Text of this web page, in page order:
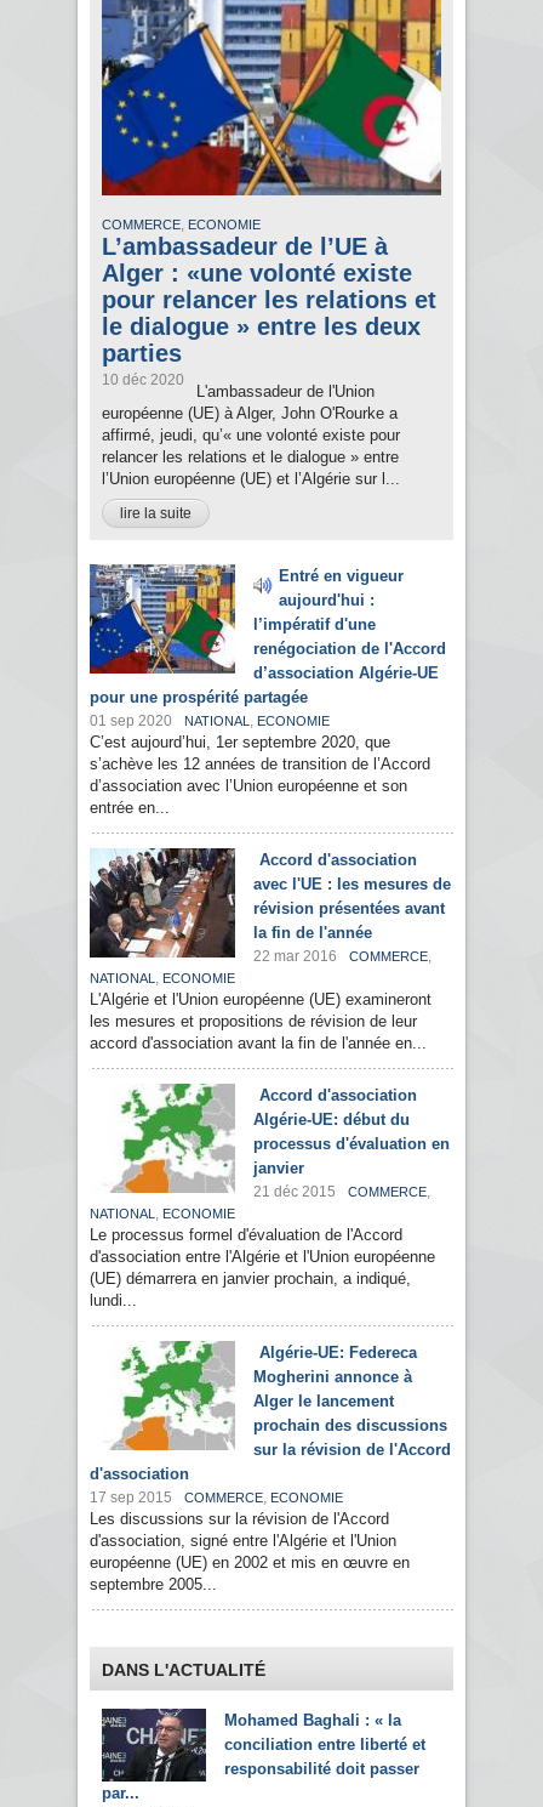
COMMERCE, ECONOMIE
L’ambassadeur de l’UE à
Alger : «une volonté existe
pour relancer les relations et
le dialogue » entre les deux
parties
10 déc 2020
L'ambassadeur de l'Union
européenne (UE) à Alger, John O'Rourke a
affirmé, jeudi, qu’« une volonté existe pour
relancer les relations et le dialogue » entre
l’Union européenne (UE) et l’Algérie sur l...
lire la suite
Entré en vigueur
aujourd'hui :
l’impératif d'une
renégociation de l'Accord
d’association Algérie-UE
pour une prospérité partagée
01 sep 2020 NATIONAL , ECONOMIE
C’est aujourd’hui, 1er septembre 2020, que
s’achève les 12 années de transition de l’Accord
d’association avec l’Union européenne et son
entrée en...
Accord d'association
avec l'UE : les mesures de
révision présentées avant
la fin de l'année
22 mar 2016 COMMERCE,
NATIONAL , ECONOMIE
L'Algérie et l'Union européenne (UE) examineront
les mesures et propositions de révision de leur
accord d'association avant la fin de l'année en...
Accord d'association
Algérie-UE: début du
processus d'évaluation en
janvier
21 déc 2015 COMMERCE,
NATIONAL , ECONOMIE
Le processus formel d'évaluation de l'Accord
d'association entre l'Algérie et l'Union européenne
(UE) démarrera en janvier prochain, a indiqué,
lundi...
Algérie-UE: Federeca
Mogherini annonce à
Alger le lancement
prochain des discussions
sur la révision de l'Accord
d'association
17 sep 2015 COMMERCE, ECONOMIE
Les discussions sur la révision de l'Accord
d'association, signé entre l'Algérie et l'Union
européenne (UE) en 2002 et mis en œuvre en
septembre 2005...
DANS L'ACTUALITÉ
Mohamed Baghali : « la
conciliation entre liberté et
responsabilité doit passer
par...